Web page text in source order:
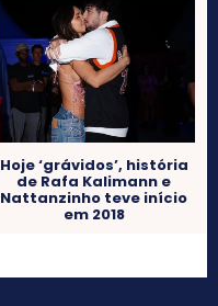
Hoje ‘grávidos’, história
de Rafa Kalimann e
Nattanzinho teve início
em 2018